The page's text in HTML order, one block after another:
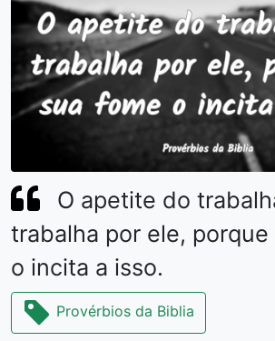
O apetite do
trabalha por ele, porque
o incita a isso.
Provérbios da Biblia